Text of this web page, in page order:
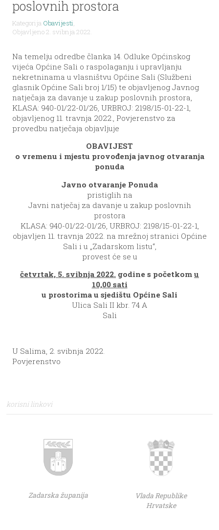
poslovnih prostora
Kategorija Obavijesti,
Objavljeno 2. svibnja 2022.
Na temelju odredbe članka 14. Odluke Općinskog
vijeća Općine Sali o raspolaganju i upravljanju
nekretninama u vlasništvu Općine Sali (Službeni
glasnik Općine Sali broj 1/15) te objavljenog Javnog
natječaja za davanje u zakup poslovnih prostora,
KLASA: 940-01/22-01/26, URBROJ: 2198/15-01-22-1,
objavljenog 11. travnja 2022., Povjerenstvo za
provedbu natječaja objavljuje
OBAVIJEST
o vremenu i mjestu provođenja javnog otvaranja
ponuda
Javno otvaranje Ponuda
pristiglih na
Javni natječaj za davanje u zakup poslovnih
prostora
KLASA: 940-01/22-01/26, URBROJ: 2198/15-01-22-1,
objavljen 11. travnja 2022. na mrežnoj stranici Općine
Sali i u „Zadarskom listu“,
provest će se u
četvrtak, 5. svibnja 2022. godine s početkom u
10,00 sati
u prostorima u sjedištu Općine Sali
Ulica Sali II kbr. 74 A
Sali
U Salima, 2. svibnja 2022.
Povjerenstvo
korisni linkovi
Zadarska županija
Vlada Republike
Hrvatske